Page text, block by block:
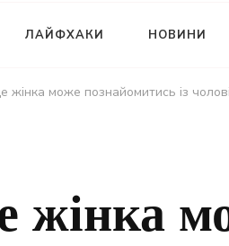
ЛАЙФХАКИ НОВИНИ
жінка може познайомитись із
жінка